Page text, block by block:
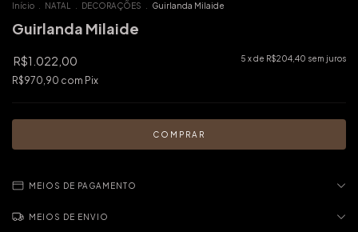
Início NATAL DECORAÇÕES Guirlanda Milaide
Guirlanda Milaide
R$1.022,00 5 x de R$204,40 sem juros
R$970,90 com Pix
MEIOS DE PAGAMENTO
MEIOS DE ENVIO